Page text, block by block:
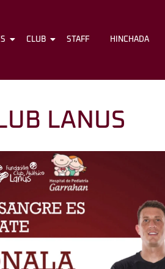
GRANATES CLUB STAFF
CLUB STAFF HINCHADA
LANUS